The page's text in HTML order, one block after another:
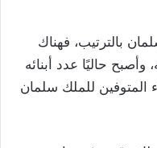
بالترتيب، فهناك
وأصبح حاليًا عدد أبنائه
المتوفين للملك سلمان